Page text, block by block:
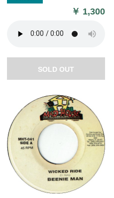
￥ 1,300
SOLD OUT